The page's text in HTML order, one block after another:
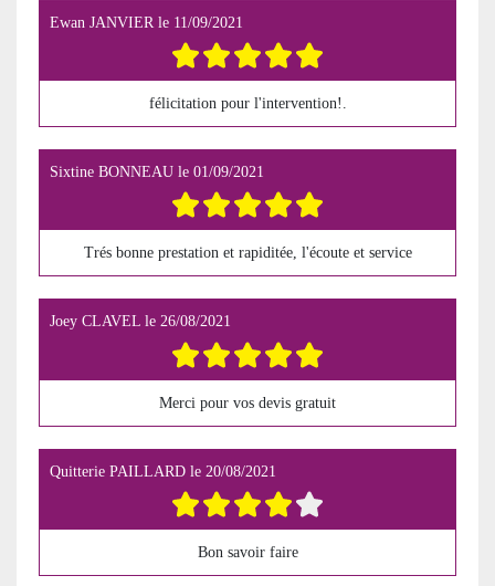
Ewan JANVIER le 11/09/2021
félicitation pour l'intervention!.
Sixtine BONNEAU le 01/09/2021
Trés bonne prestation et rapiditée, l'écoute et service
Joey CLAVEL le 26/08/2021
Merci pour vos devis gratuit
Quitterie PAILLARD le 20/08/2021
Bon savoir faire